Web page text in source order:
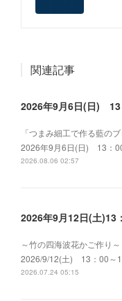
関連記事
「つまみ細工で作る藍の
2026年9月6日(日) 13：
2026.08.06 02:57
～竹の四海波花かご作り
2026/9/12(土) 13：00～
2026.07.24 05:15